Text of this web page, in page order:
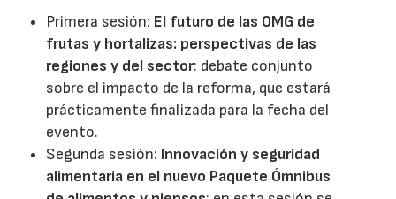
Primera sesión: El futuro de las OMG de
frutas y hortalizas: perspectivas de las
regiones y del sector: debate conjunto
sobre el impacto de la reforma, que estará
prácticamente finalizada para la fecha del
evento.
Segunda sesión: Innovación y seguridad
alimentaria en el nuevo Paquete Ómnibus